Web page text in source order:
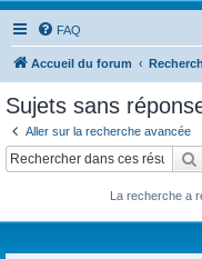
FAQ
Accueil du forum
Sujets sans
Aller sur la recherche avancée
La recherche a